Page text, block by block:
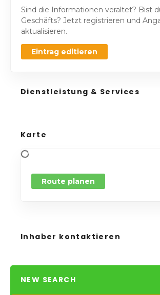
Sind die Informationen veraltet? Bist
Geschäfts? Jetzt registrieren und
aktualisieren.
Eintrag editieren
Dienstleistung & Services
Karte
Route planen
Inhaber kontaktieren
NEW SEARCH